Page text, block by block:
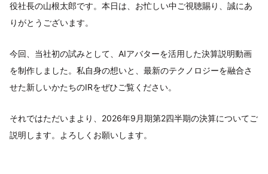
役社長の山根太郎です。本日は、お忙しい中ご視聴賜り、誠にあ
りがとうございます。
今回、当社初の試みとして、AIアバターを活用した決算説明動画
を制作しました。私自身の想いと、最新のテクノロジーを融合さ
せた新しいかたちのIRをぜひご覧ください。
それではただいまより、2026年9月期第2四半期の決算についてご
説明します。よろしくお願いします。